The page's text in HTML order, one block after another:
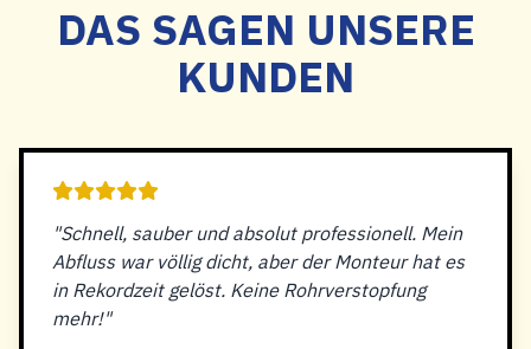
DAS SAGEN UNSERE
KUNDEN
"Schnell, sauber und absolut professionell. Mein
Abfluss war völlig dicht, aber der Monteur hat es
in Rekordzeit gelöst. Keine Rohrverstopfung
mehr!"